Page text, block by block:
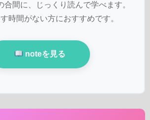
合間に、じっくり読んで学べます。
時間がない方におすすめです。
noteを見る